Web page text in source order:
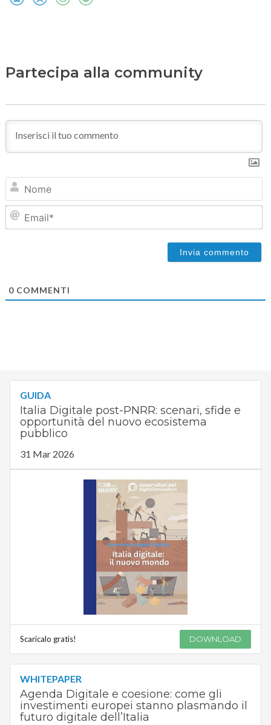
Partecipa alla community
0COMMENTI
GUIDA
Italia Digitale post-PNRR: scenari, sfide e
opportunità del nuovo ecosistema
pubblico
31 Mar 2026
Scaricalo gratis! DOWNLOAD
WHITEPAPER
Agenda Digitale e coesione: come gli
investimenti europei stanno plasmando il
futuro digitale dell’Italia